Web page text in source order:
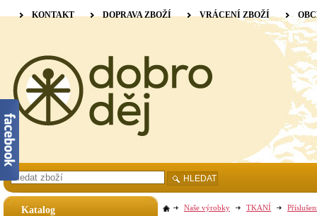
Katalog Naše výrobky TKANÍ
KONTAKT DOPRAVA ZBOŽÍ VRÁCENÍ ZBOŽÍ
HLEDAT